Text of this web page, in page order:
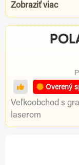
Zobraziť viac
Overený
Veľkoobchod s
laserom